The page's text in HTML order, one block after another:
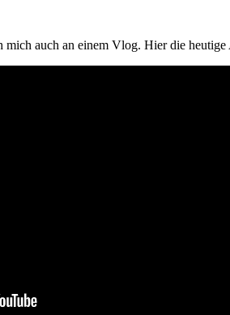
mich auch an einem Vlog. Hier die